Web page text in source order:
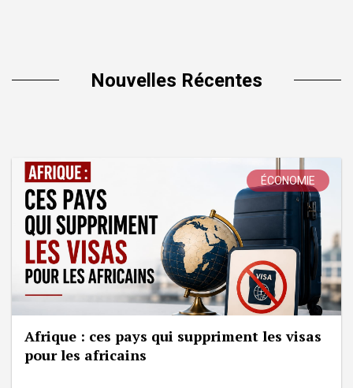
Nouvelles Récentes
ÉCONOMIE
Afrique : ces pays qui suppriment les visas
pour les africains